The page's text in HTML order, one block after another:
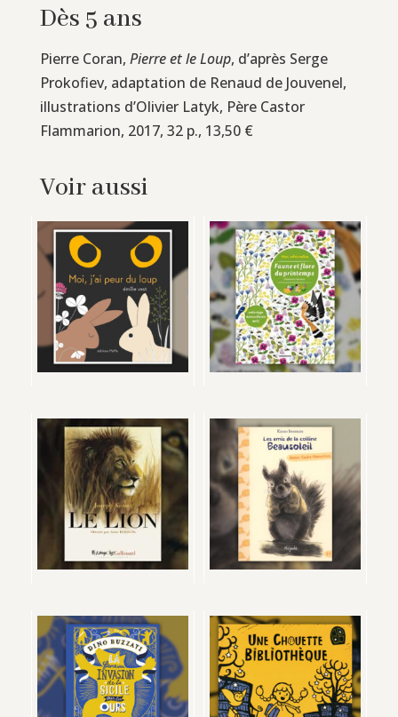
Dès 5 ans
Pierre Coran, Pierre et le Loup, d’après Serge
Prokofiev, adaptation de Renaud de Jouvenel,
illustrations d’Olivier Latyk, Père Castor
Flammarion, 2017, 32 p., 13,50 €
Voir aussi